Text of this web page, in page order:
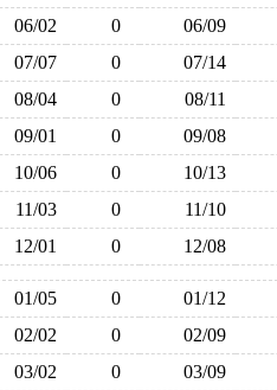
06/02 0
06/09
07/07 0
07/14
08/04 0
08/11
09/01 0
09/08
10/06 0
10/13
11/03 0
11/10
12/01 0 12/08
01/05 0
01/12
02/02 0
02/09
03/02 0
03/09